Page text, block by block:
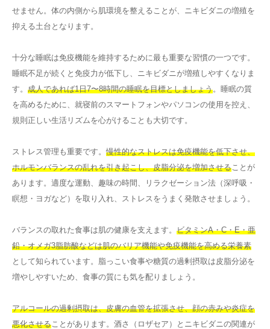
せません。体の内側から肌環境を整えることが、ニキビダニの増殖を
抑える土台となります。
十分な睡眠は免疫機能を維持するために最も重要な習慣の一つです。
睡眠不足が続くと免疫力が低下し、ニキビダニが増殖しやすくなりま
す。 成人であれば1日7〜8時間の睡眠を目標としましょう。睡眠の質
を高めるために、就寝前のスマートフォンやパソコンの使用を控え、
規則正しい生活リズムを心がけることも大切です。
ストレス管理も重要です。 慢性的なストレスは免疫機能を低下させ、
ホルモンバランスの乱れを引き起こし、皮脂分泌を増加させる ことが
あります。適度な運動、趣味の時間、リラクゼーション法（深呼吸・
瞑想・ヨガなど）を取り入れ、ストレスをうまく発散させましょう。
バランスの取れた食事は肌の健康を支えます。 ビタミンA・C・E・亜
鉛・オメガ3脂肪酸などは肌のバリア機能や免疫機能を高める栄養素
として知られています。脂っこい食事や糖質の過剰摂取は皮脂分泌を
増やしやすいため、食事の質にも気を配りましょう。
アルコールの過剰摂取は、皮膚の血管を拡張させ、顔の赤みや炎症を
悪化させる ことがあります。酒さ（ロザセア）とニキビダニの関連が